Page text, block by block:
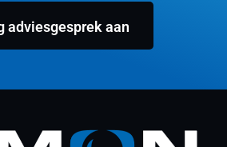
adviesgesprek aan